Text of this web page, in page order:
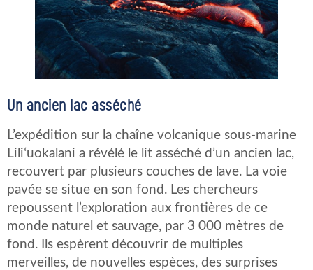
Un ancien lac asséché
L’expédition sur la chaîne volcanique sous-marine
Liliʻuokalani a révélé le lit asséché d’un ancien lac,
recouvert par plusieurs couches de lave. La voie
pavée se situe en son fond. Les chercheurs
repoussent l’exploration aux frontières de ce
monde naturel et sauvage, par 3 000 mètres de
fond. Ils espèrent découvrir de multiples
merveilles, de nouvelles espèces, des surprises